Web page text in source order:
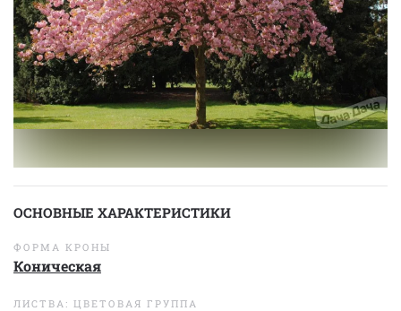
ОСНОВНЫЕ ХАРАКТЕРИСТИКИ
ФОРМА КРОНЫ
Коническая
ЛИСТВА: ЦВЕТОВАЯ ГРУППА